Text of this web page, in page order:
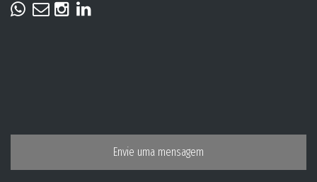
Envie uma mensagem